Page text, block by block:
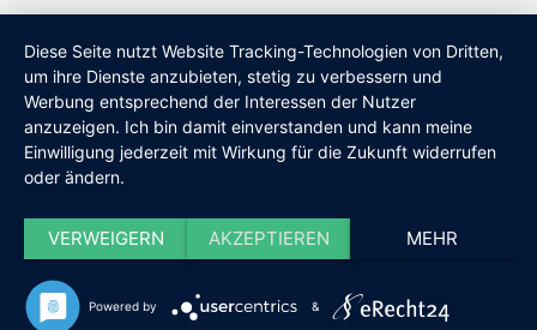
Diese Seite nutzt Website Tracking-Technologien von Dritten,
um ihre Dienste anzubieten, stetig zu verbessern und
Werbung entsprechend der Interessen der Nutzer
anzuzeigen. Ich bin damit einverstanden und kann meine
Einwilligung jederzeit mit Wirkung für die Zukunft widerrufen
oder ändern.
VERWEIGERN AKZEPTIEREN MEHR
Powered by &